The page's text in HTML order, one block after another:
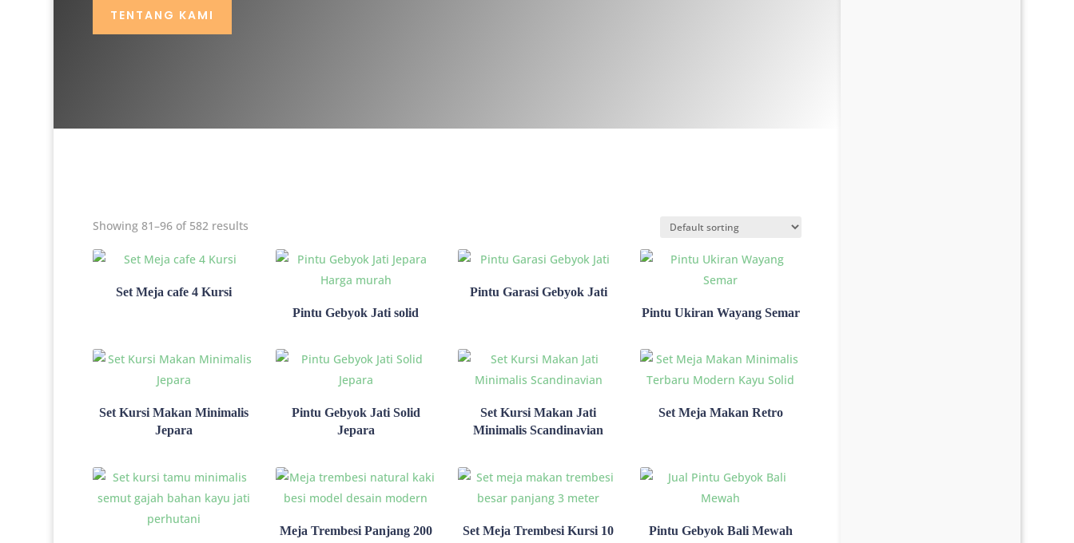
TENTANG KAMI
Showing 81–96 of 582 results
Set Meja cafe 4 Kursi
Pintu Gebyok Jati solid
Pintu Garasi Gebyok Jati
Pintu Ukiran Wayang Semar
Set Kursi Makan Minimalis
Jepara
Pintu Gebyok Jati Solid
Jepara
Set Kursi Makan Jati
Minimalis Scandinavian
Set Meja Makan Retro
Meja Trembesi Panjang 200
Set Meja Trembesi Kursi 10 Pintu Gebyok Bali Mewah